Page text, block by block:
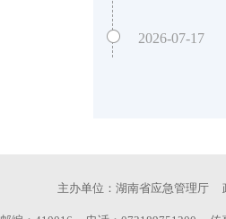
2026-07-17
主办单位：湖南省应急管理厅